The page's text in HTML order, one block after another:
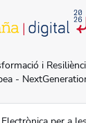
opens in a
i
-